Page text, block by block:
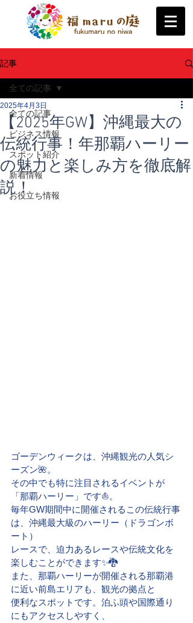
記事
全ての記事
ビジネス情報
スポット紹介
新着情報
お役立ち情報
全ての記事
【2025年GW】沖縄最大の
伝統行事！年那覇ハーリー
の魅力と楽しみ方を徹底解
説！
2025年4月3日
ゴーデンウィークは、沖縄観光の人気シ
ーズン🌺。
その中でも特に注目されるイベントが
「那覇ハーリー」です⛵。
毎年GW期間中に開催されるこの伝統行事
は、沖縄最大級のハーリー（ドラゴンボ
ート）
レースで、迫力あるレースや伝統文化を
楽しむことができます✨🐉
また、那覇ハーリーが開催される那覇港
に近い前島エリアも、観光の拠点と
便利なスポットです。泊ふ頭や国際通り
にもアクセスしやすく、